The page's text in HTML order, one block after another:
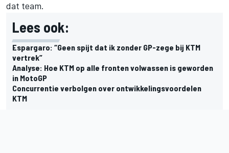
dat team.
Lees ook:
Espargaro: “Geen spijt dat ik zonder GP-zege bij KTM
vertrek”
Analyse: Hoe KTM op alle fronten volwassen is geworden
in MotoGP
Concurrentie verbolgen over ontwikkelingsvoordelen
KTM